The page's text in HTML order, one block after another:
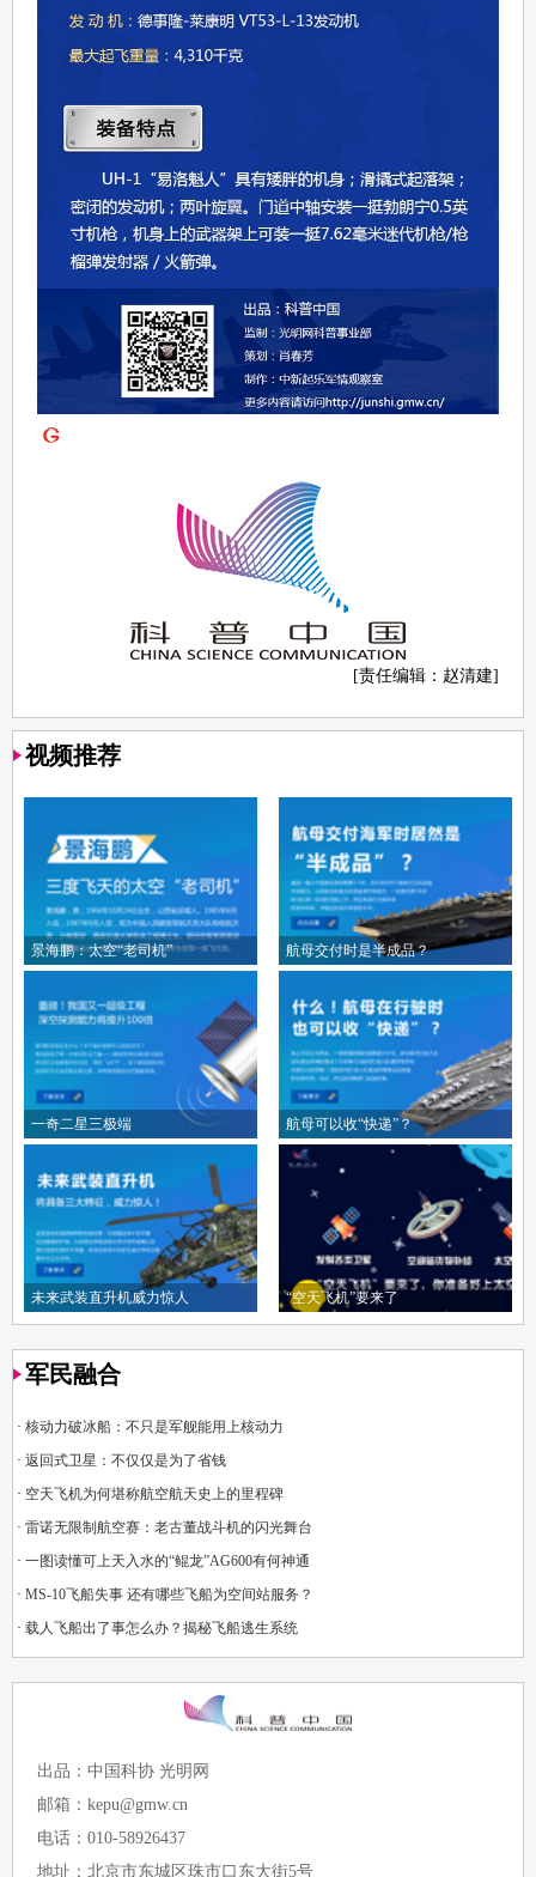
[责任编辑：赵清建]
视频推荐
景海鹏：太空“老司机” 航母交付时是半成品？
一奇二星三极端 航母可以收“快递”？
未来武装直升机威力惊人 “空天飞机”要来了
军民融合
· 核动力破冰船：不只是军舰能用上核动力
· 返回式卫星：不仅仅是为了省钱
· 空天飞机为何堪称航空航天史上的里程碑
· 雷诺无限制航空赛：老古董战斗机的闪光舞台
· 一图读懂可上天入水的“鲲龙”AG600有何神通
· MS-10飞船失事 还有哪些飞船为空间站服务？
· 载人飞船出了事怎么办？揭秘飞船逃生系统
出品：中国科协 光明网
邮箱：kepu@gmw.cn
电话：010-58926437
地址：北京市东城区珠市口东大街5号